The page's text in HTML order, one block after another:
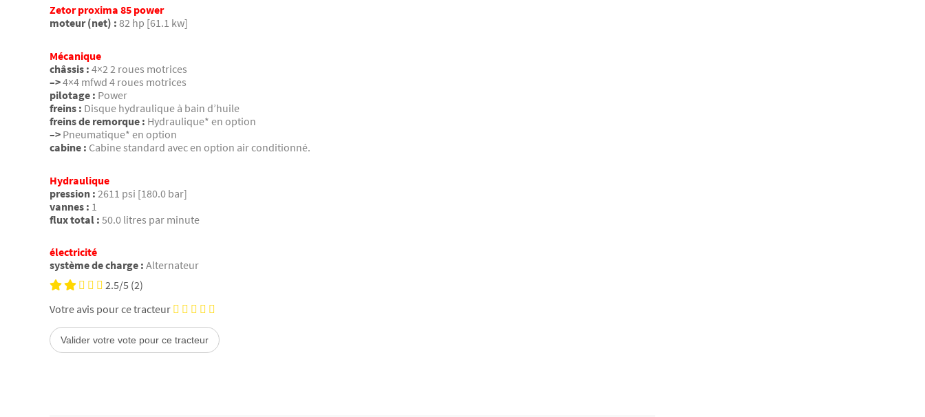
Zetor proxima 85 power
moteur (net) : 82 hp [61.1 kw]
Mécanique
châssis : 4×2 2 roues motrices
–>4×4 mfwd 4 roues motrices
pilotage : Power
freins : Disque hydraulique à bain d’huile
freins de remorque : Hydraulique* en option
–> Pneumatique* en option
cabine : Cabine standard avec en option air conditionné.
Hydraulique
pression : 2611 psi [180.0 bar]
vannes : 1
flux total : 50.0 litres par minute
électricité
système de charge : Alternateur
2.5/5 (2)
Votre avis pour ce tracteur